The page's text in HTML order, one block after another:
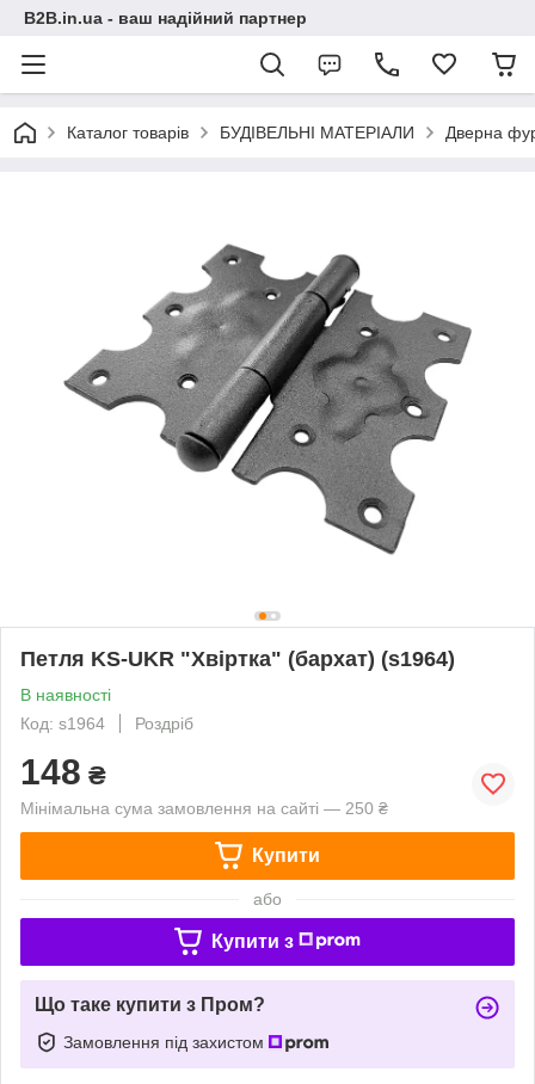
B2B.in.ua - ваш надійний партнер
Каталог товарів БУДІВЕЛЬНІ МАТЕРІАЛИ Дверна
Петля KS-UKR "Хвіртка" (бархат) (s1964)
В наявності
Код: s1964
Роздріб
148 ₴
Мінімальна сума замовлення на сайті — 250 ₴
Купити
або
Купити з
Що таке купити з Пром?
Замовлення під захистом